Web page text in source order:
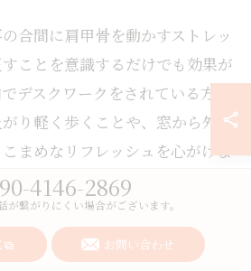
合間に肩甲骨を動かすストレッ
ことを意識するだけでも効果が
デスクワークをされている方
り軽く歩くことや、窓から外の
まめなリフレッシュを心がけま
やすいですが、1分間の肩回し
。継続することで肩こりの悪化
4146-2869
繋がりにくい場合がございます。
お問い合わせ